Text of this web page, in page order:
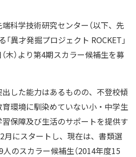
科学技術研究センター（以下、先
「異才発掘プロジェクト ROCKET」
木）より第4期スカラー候補生を募
した能力はあるものの、不登校傾
環境に馴染めていない小・中学生
保障及び生活のサポートを提供す
月にスタートし、現在は、書類選
のスカラー候補生（2014年度15